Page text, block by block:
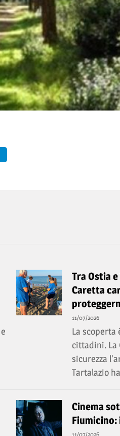
Tra Ostia
Caretta
11/07/2026
La scoperta
cittadini. La
sicurezza
Tartalazio
Cinema
Fiumicino:
11/07/2026